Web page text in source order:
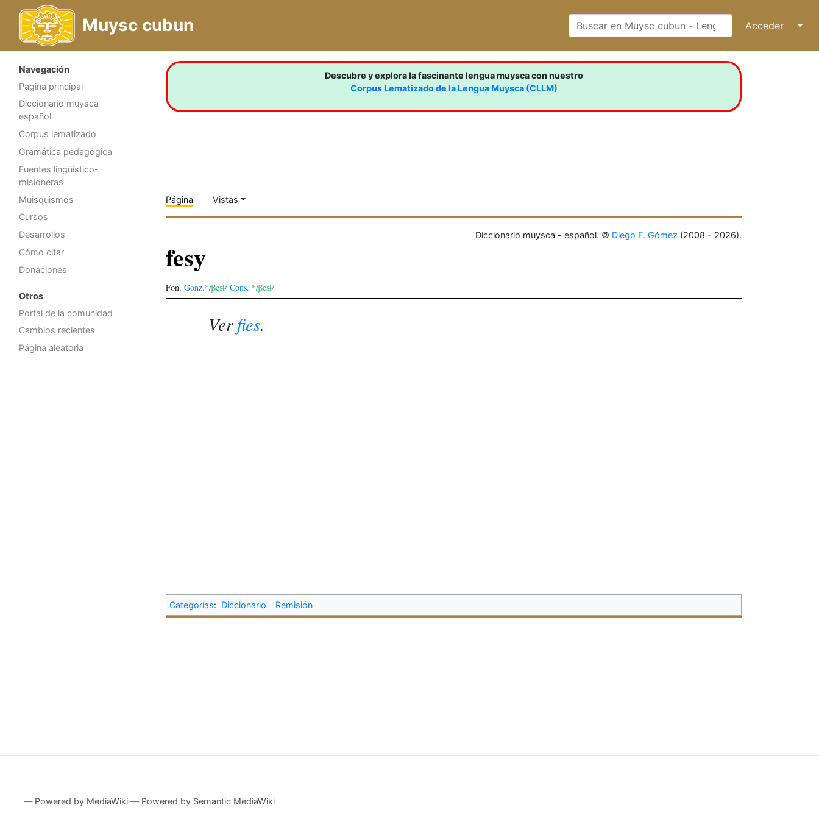
Muysc cubun Acceder ↓
Navegación
Página principal
Diccionario muysca-
español
Corpus lematizado
Gramática pedagógica
Fuentes lingüístico-
misioneras
Muisquismos
Cursos
Desarrollos
Cómo citar
Donaciones
Otros
Portal de la comunidad
Cambios recientes
Página aleatoria
Descubre y explora la fascinante lengua muysca con nuestro
Corpus Lematizado de la Lengua Muysca (CLLM)
Página Vistas
Diccionario muysca - español. © Diego F. Gómez (2008 - 2026).
fesy
Fon. Gonz.*/βesɨ/ Cons. */βesɨ/
Verfies.
Categorías: Diccionario Remisión
― Powered by MediaWiki ― Powered by Semantic MediaWiki